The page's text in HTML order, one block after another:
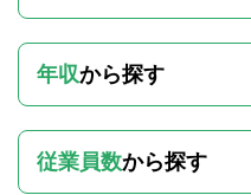
年収から探す
従業員数から探す